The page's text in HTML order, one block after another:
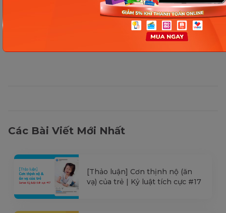
Các Bài Viết Mới Nhất
[Thảo luận] Cơn thịnh nộ (ăn
vạ) của trẻ | Kỷ luật tích cực #17